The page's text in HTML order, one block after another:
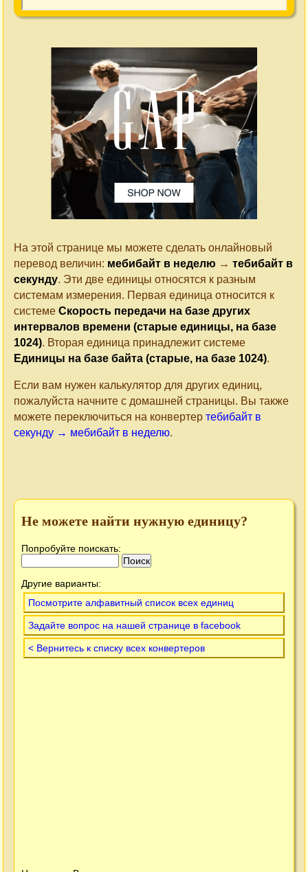
На этой странице мы можете сделать онлайновый
перевод величин: мебибайт в неделю → тебибайт в
секунду. Эти две единицы относятся к разным
системам измерения. Первая единица относится к
системе Скорость передачи на базе других
интервалов времени (старые единицы, на базе
1024). Вторая единица принадлежит системе
Единицы на базе байта (старые, на базе 1024).
Если вам нужен калькулятор для других единиц,
пожалуйста начните с домашней страницы. Вы также
можете переключиться на конвертер тебибайт в
секунду → мебибайт в неделю.
Не можете найти нужную единицу?
Попробуйте поискать:
Другие варианты:
Посмотрите алфавитный список всех единиц
Задайте вопрос на нашей странице в facebook
< Вернитесь к списку всех конвертеров